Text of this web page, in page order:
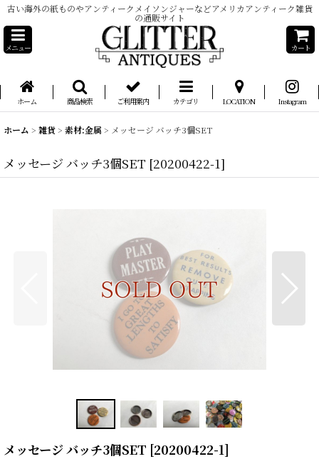
古い海外の紙ものやアンティークメイソンジャーなどアメリカアンティーク雑貨
の通販サイト
メニュー カート
ホーム 商品検索 ご利用案内 カテゴリ LOCATION Instagram
ホーム > 雑貨> 素材:金属 > メッセージ バッチ3個SET
メッセージ バッチ3個SET [20200422-1]
メッセージ バッチ3個SET [20200422-1]